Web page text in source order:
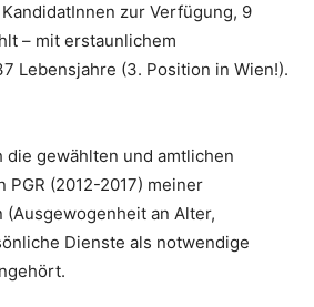
zur Verfügung, 9
– mit erstaunlichem
Lebensjahre (3. Position in Wien!).
die gewählten und amtlichen
(2012-2017) meiner
(Ausgewogenheit an Alter,
Dienste als notwendige